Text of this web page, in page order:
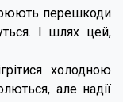
перешкоди
І шлях цей,
холодною
але надії